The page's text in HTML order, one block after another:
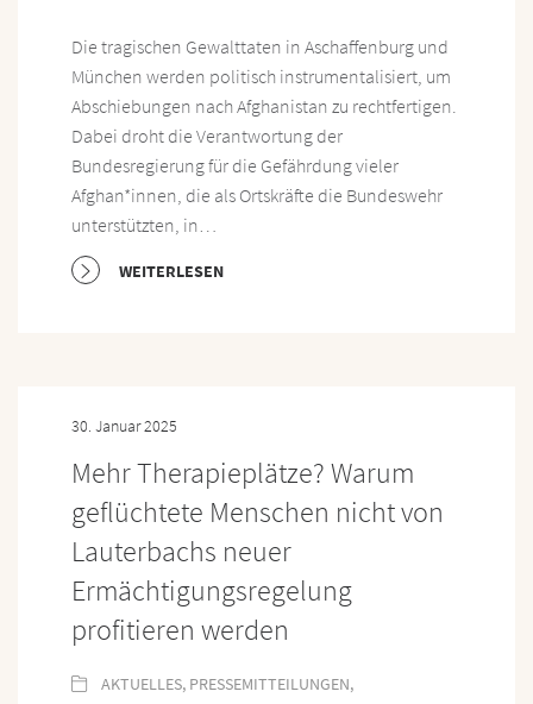
Die tragischen Gewalttaten in Aschaffenburg und
München werden politisch instrumentalisiert, um
Abschiebungen nach Afghanistan zu rechtfertigen.
Dabei droht die Verantwortung der
Bundesregierung für die Gefährdung vieler
Afghan*innen, die als Ortskräfte die Bundeswehr
unterstützten, in…
WEITERLESEN
30. Januar 2025
Mehr Therapieplätze? Warum
geflüchtete Menschen nicht von
Lauterbachs neuer
Ermächtigungsregelung
profitieren werden
AKTUELLES, PRESSEMITTEILUNGEN,